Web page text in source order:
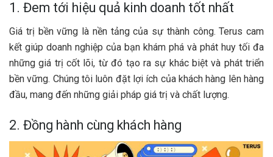
1. Đem tới hiệu quả kinh doanh tốt nhất
Giá trị bền vững là nền tảng của sự thành công. Terus cam
kết giúp doanh nghiệp của bạn khám phá và phát huy tối đa
những giá trị cốt lõi, từ đó tạo ra sự khác biệt và phát triển
bền vững. Chúng tôi luôn đặt lợi ích của khách hàng lên hàng
đầu, mang đến những giải pháp giá trị và chất lượng.
2. Đồng hành cùng khách hàng